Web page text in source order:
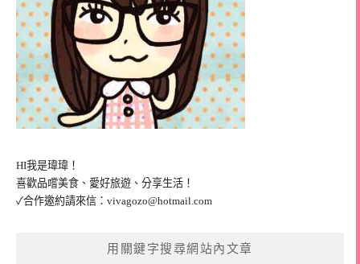
HI我是瑋瑋！
喜歡品嚐美食、愛好旅遊、分享生活！
✓合作邀約請來信： vivagozo@hotmail.com
用關鍵字搜尋網站內文章